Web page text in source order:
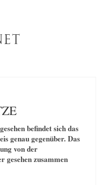
befindet sich das
genau gegenüber. Das
von der
gesehen zusammen